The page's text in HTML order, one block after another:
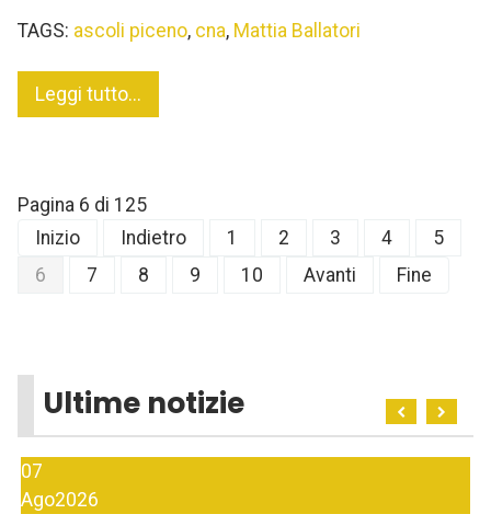
TAGS: ascoli piceno, cna, Mattia Ballatori
Leggi tutto...
Pagina 6 di 125
Inizio
Indietro 1 2 3 4
5
6
7 8 9 10 Avanti Fine
Ultime notizie
07
Ago2026